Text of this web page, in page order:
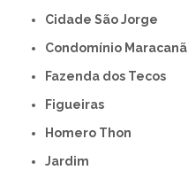
Cidade São Jorge
Condomínio Maracanã
Fazenda dos Tecos
Figueiras
Homero Thon
Jardim